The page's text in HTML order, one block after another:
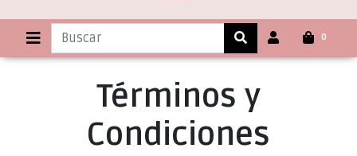
0
Términos y
Condiciones